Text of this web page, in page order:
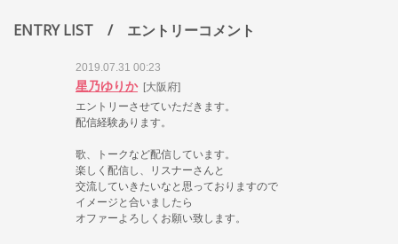
ENTRY LIST / エントリーコメント
2019.07.31 00:23
星乃ゆりか [大阪府]
エントリーさせていただきます。
配信経験あります。
歌、トークなど配信しています。
楽しく配信し、リスナーさんと
交流していきたいなと思っておりますので
イメージと合いましたら
オファーよろしくお願い致します。